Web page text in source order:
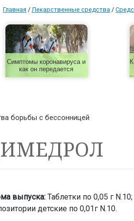
Главная / Лекарственные средства /
Симптомы коронавируса и
как он передается
борьбы с бессонницей
выпуска: Таблетки по 0,05 г
детские по 0,01г N.10.